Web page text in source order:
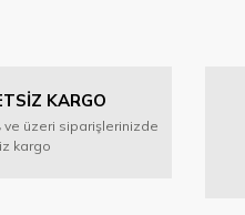
KARGO
ve üzeri siparişlerinizde
kargo